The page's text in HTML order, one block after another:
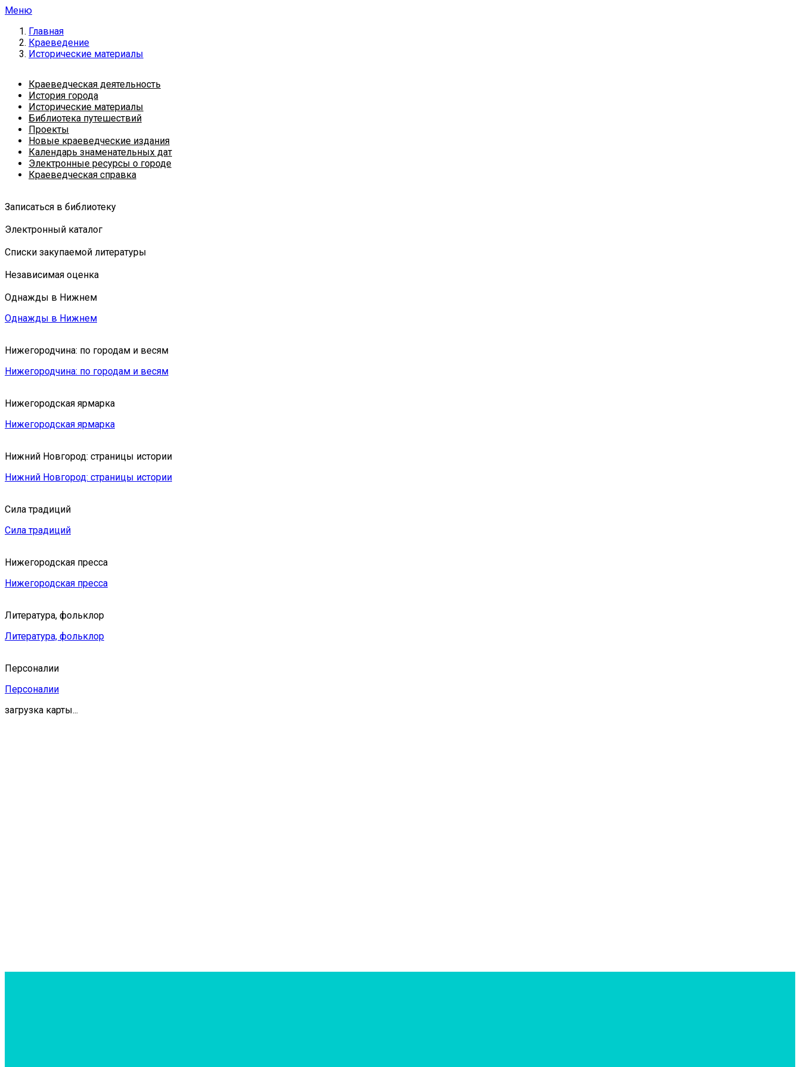
Меню
Главная
Краеведение
Исторические материалы
Краеведческая деятельность
История города
Исторические материалы
Библиотека путешествий
Проекты
Новые краеведческие издания
Календарь знаменательных дат
Электронные ресурсы о городе
Краеведческая справка
Записаться в библиотеку
Электронный каталог
Списки закупаемой литературы
Независимая оценка
Однажды в Нижнем
Однажды в Нижнем
Нижегородчина: по городам и весям
Нижегородчина: по городам и весям
Нижегородская ярмарка
Нижегородская ярмарка
Нижний Новгород: страницы истории
Нижний Новгород: страницы истории
Сила традиций
Сила традиций
Нижегородская пресса
Нижегородская пресса
Литература, фольклор
Литература, фольклор
Персоналии
Персоналии
загрузка карты...